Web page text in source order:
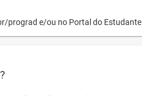
prograd e/ou no Portal do